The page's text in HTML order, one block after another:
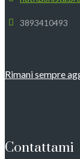
3893410493
Rimani sempre
Contattami